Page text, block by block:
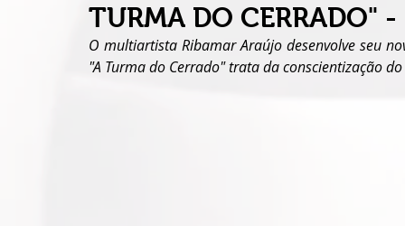
TURMA DO CERRADO" -
O multiartista Ribamar Araújo desenvolve seu
"A Turma do Cerrado" trata da conscientização